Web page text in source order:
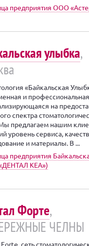
предприятия ООО
улыбка,
«Байкальская
и
на
спектра
предлагаем нашим
уровень сервиса,
и материалы. В ...
предприятия
КЕА»)
Форте,
ЧЕЛНЫ
сеть